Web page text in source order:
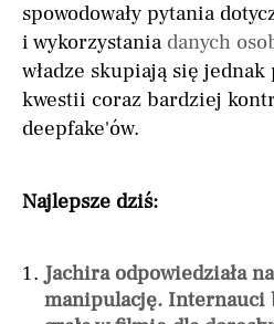
spowodowały pytania
i wykorzystania danych
władze skupiają się
kwestii coraz bardziej
deepfake'ów.
Najlepsze dziś:
Jachira odpowiedziała
manipulację. Internauci